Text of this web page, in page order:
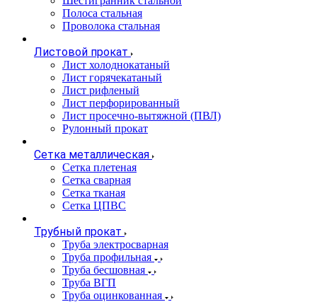
Полоса стальная
Проволока стальная
Листовой прокат
Лист холоднокатаный
Лист горячекатаный
Лист рифленый
Лист перфорированный
Лист просечно-вытяжной (ПВЛ)
Рулонный прокат
Сетка металлическая
Сетка плетеная
Сетка сварная
Сетка тканая
Сетка ЦПВС
Трубный прокат
Труба электросварная
Труба профильная
Труба бесшовная
Труба ВГП
Труба оцинкованная